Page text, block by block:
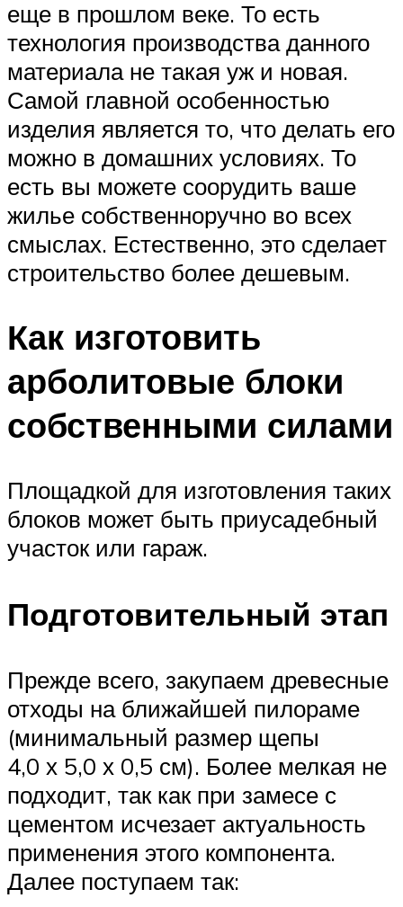
еще в прошлом веке. То есть
технология производства данного
материала не такая уж и новая.
Самой главной особенностью
изделия является то, что делать его
можно в домашних условиях. То
есть вы можете соорудить ваше
жилье собственноручно во всех
смыслах. Естественно, это сделает
строительство более дешевым.
Как изготовить
арболитовые блоки
собственными силами
Площадкой для изготовления таких
блоков может быть приусадебный
участок или гараж.
Подготовительный этап
Прежде всего, закупаем древесные
отходы на ближайшей пилораме
(минимальный размер щепы
4,0 х 5,0 х 0,5 см). Более мелкая не
подходит, так как при замесе с
цементом исчезает актуальность
применения этого компонента.
Далее поступаем так: